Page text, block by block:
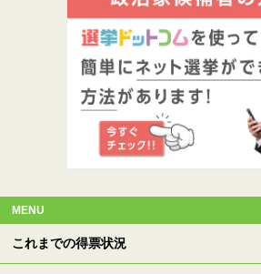
MENU
これまでの得票状況